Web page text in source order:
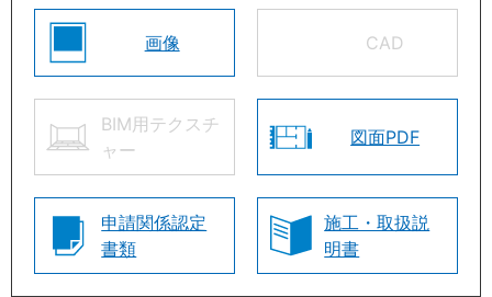
画像 CAD
BIM用テクスチ
ャー
図面PDF
申請関係認定
書類
施工・取扱説
明書